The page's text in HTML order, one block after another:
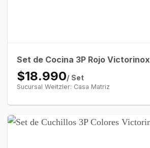
Set de Cocina 3P Rojo Victorinox
$18.990/ Set
Sucursal Weitzler: Casa Matriz